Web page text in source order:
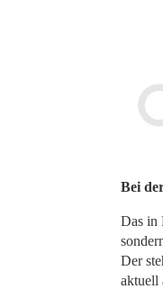
Bei
Das in
Der
aktuell